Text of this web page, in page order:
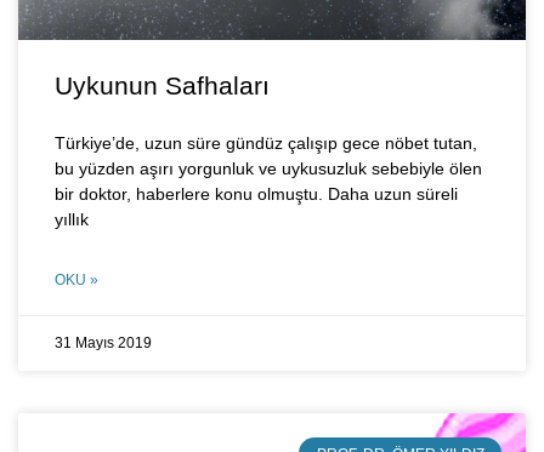
Uykunun Safhaları
Türkiye’de, uzun süre gündüz çalışıp gece nöbet tutan,
bu yüzden aşırı yorgunluk ve uykusuzluk sebebiyle ölen
bir doktor, haberlere konu olmuştu. Daha uzun süreli
yıllık
OKU »
31 Mayıs 2019